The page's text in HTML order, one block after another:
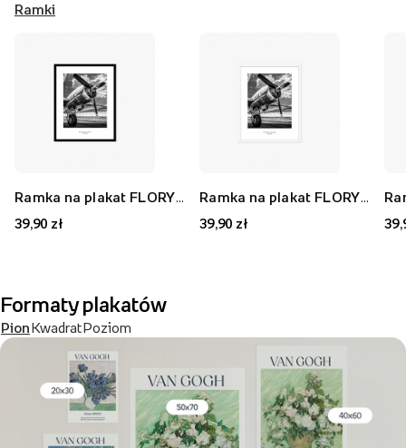
Ramki
39,90 zł
39,90 zł
Formaty plakatów
PionKwadratPoziom